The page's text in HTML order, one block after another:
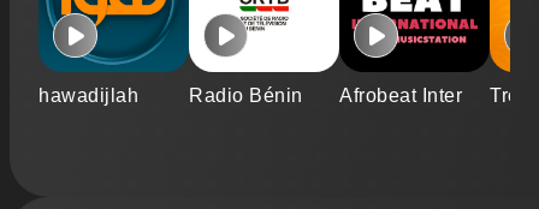
hawadijlah Radio Bénin Afrobeat Inter